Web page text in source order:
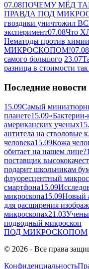
07.08ПОЧЕМУ МЁД
ПРАВДА ПОД
гвоздики уничтожил
эксперимент07.08Что
Нематоды против
МИКРОСКОПОМ!07.08
самого большого 23.07
разница в стоимости
Последние новости
15.09Самый
планете15.09
американских ученых
антитела на стволовые
человека15.09Кожа
обитает на нашем лице?
поставщик
подарит школьникам
флуоресцентный
смартфона15.09
микроскопа15.09Новый
для расширения
микроскопах21.03
подводный микроскоп
ПОД МИКРОСКОПОМ
© 2026 - Все права
Конфиденциальность